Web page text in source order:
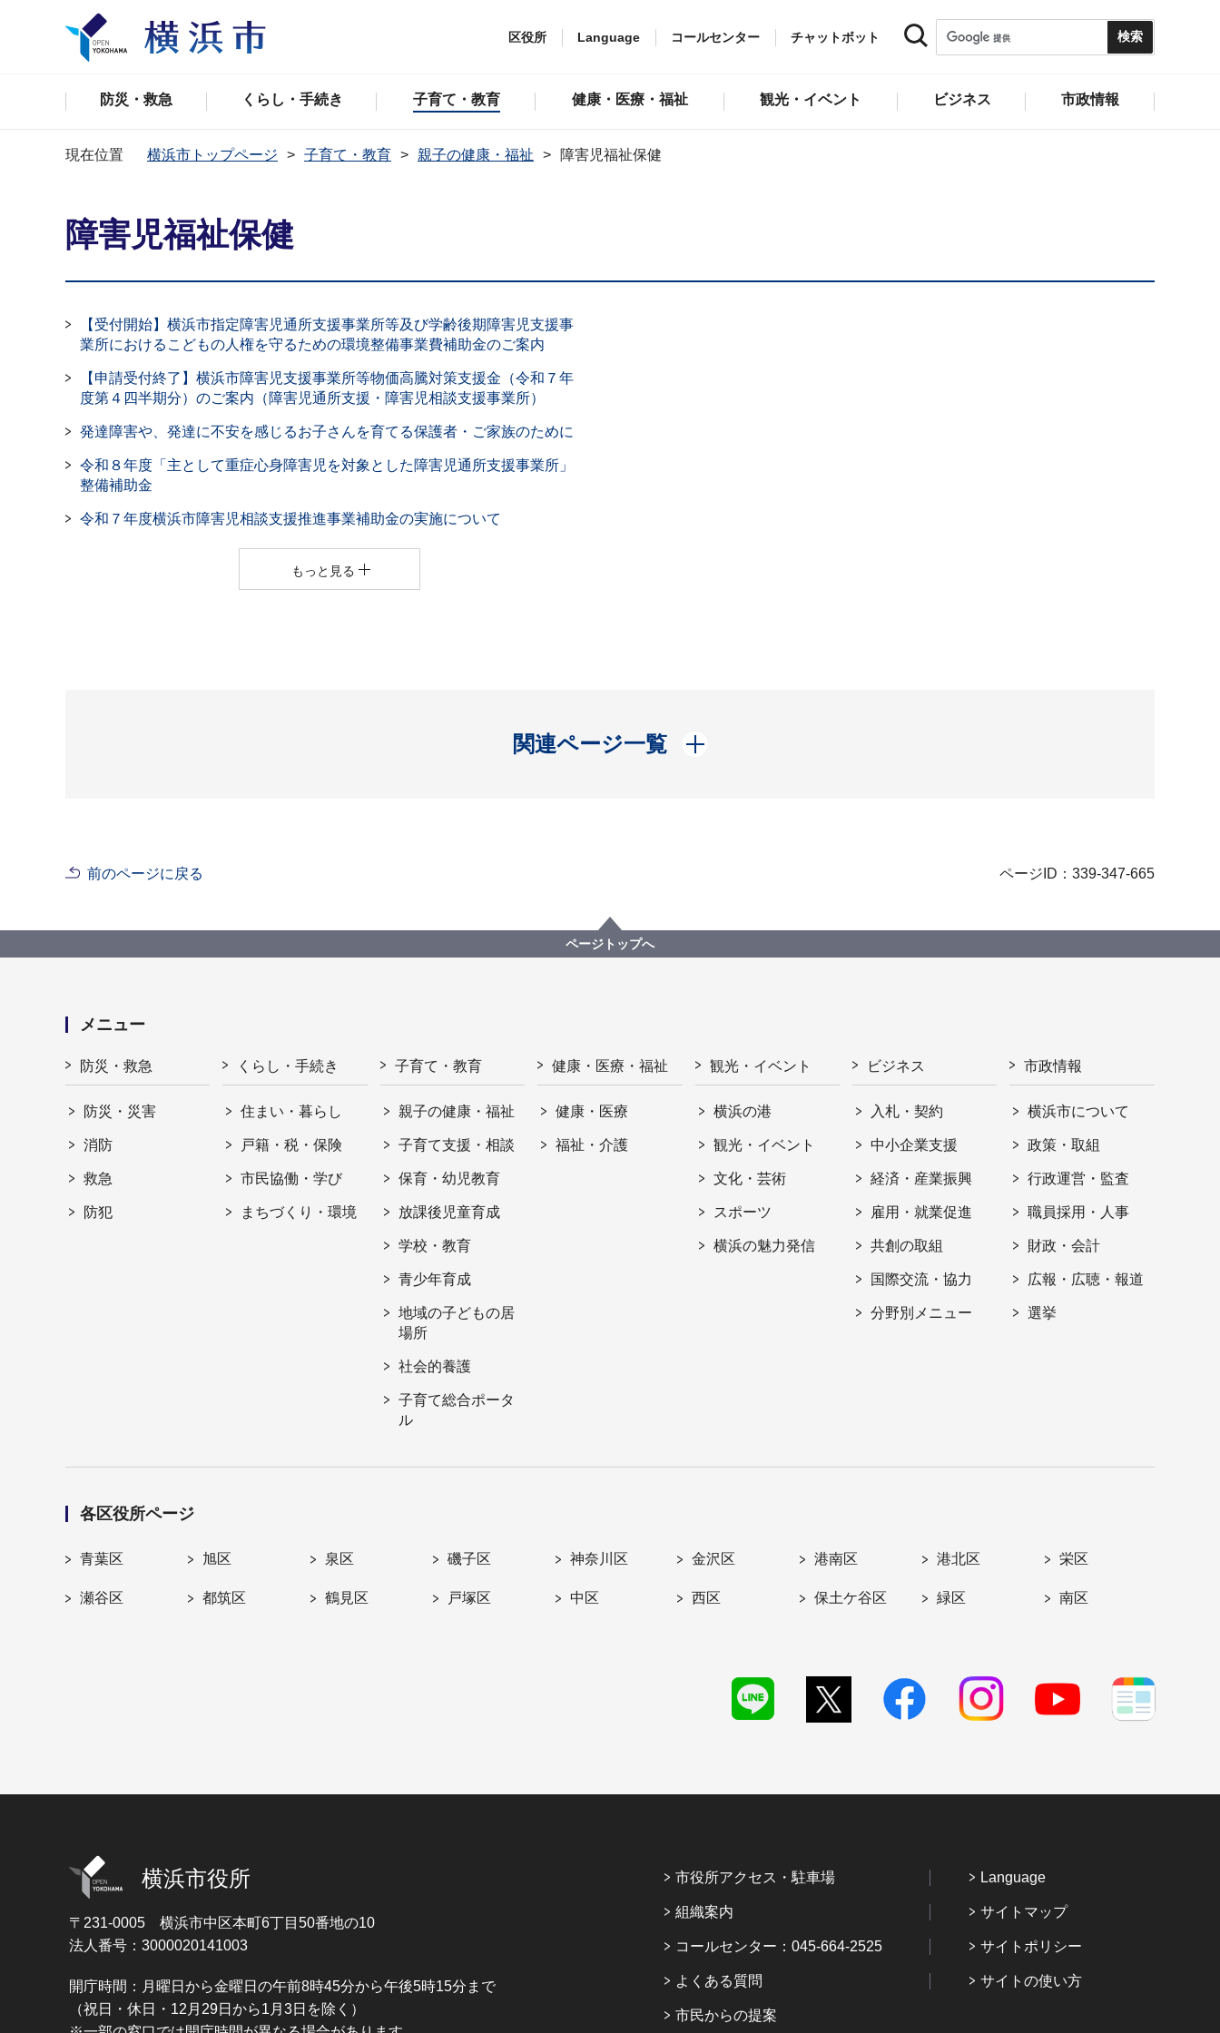
区役所 Language コールセンター チャットボット
防災・救急 くらし・手続き 子育て・教育 健康・医療・福祉 観光・イベント ビジネス 市政情報
現在位置 横浜市トップページ 子育て・教育 親子の健康・福祉 障害児福祉保健
障害児福祉保健
【受付開始】横浜市指定障害児通所支援事業所等及び学齢後期障害児支援事
業所におけるこどもの人権を守るための環境整備事業費補助金のご案内
【申請受付終了】横浜市障害児支援事業所等物価高騰対策支援金（令和７年
度第４四半期分）のご案内（障害児通所支援・障害児相談支援事業所）
発達障害や、発達に不安を感じるお子さんを育てる保護者・ご家族のために
令和８年度「主として重症心身障害児を対象とした障害児通所支援事業所」
整備補助金
令和７年度横浜市障害児相談支援推進事業補助金の実施について
もっと見る
関連ページ一覧
開く
前のページに戻る ページID：339-347-665
ページトップへ
メニュー
防災・救急
防災・災害
消防
救急
防犯
くらし・手続き
住まい・暮らし
戸籍・税・保険
市民協働・学び
まちづくり・環境
子育て・教育
親子の健康・福祉
子育て支援・相談
保育・幼児教育
放課後児童育成
学校・教育
青少年育成
地域の子どもの居
場所
社会的養護
子育て総合ポータ
ル
健康・医療・福祉
健康・医療
福祉・介護
観光・イベント
横浜の港
観光・イベント
文化・芸術
スポーツ
横浜の魅力発信
ビジネス
入札・契約
中小企業支援
経済・産業振興
雇用・就業促進
共創の取組
国際交流・協力
分野別メニュー
市政情報
横浜市について
政策・取組
行政運営・監査
職員採用・人事
財政・会計
広報・広聴・報道
選挙
各区役所ページ
青葉区 旭区 泉区 磯子区 神奈川区 金沢区 港南区 港北区 栄区
瀬谷区 都筑区 鶴見区 戸塚区 中区 西区 保土ケ谷区 緑区 南区
横浜市役所
〒231-0005 横浜市中区本町6丁目50番地の10
法人番号：3000020141003
開庁時間：月曜日から金曜日の午前8時45分から午後5時15分まで
（祝日・休日・12月29日から1月3日を除く）
市役所アクセス・駐車場
組織案内
コールセンター：045-664-2525
よくある質問
市民からの提案
Language
サイトマップ
サイトポリシー
サイトの使い方